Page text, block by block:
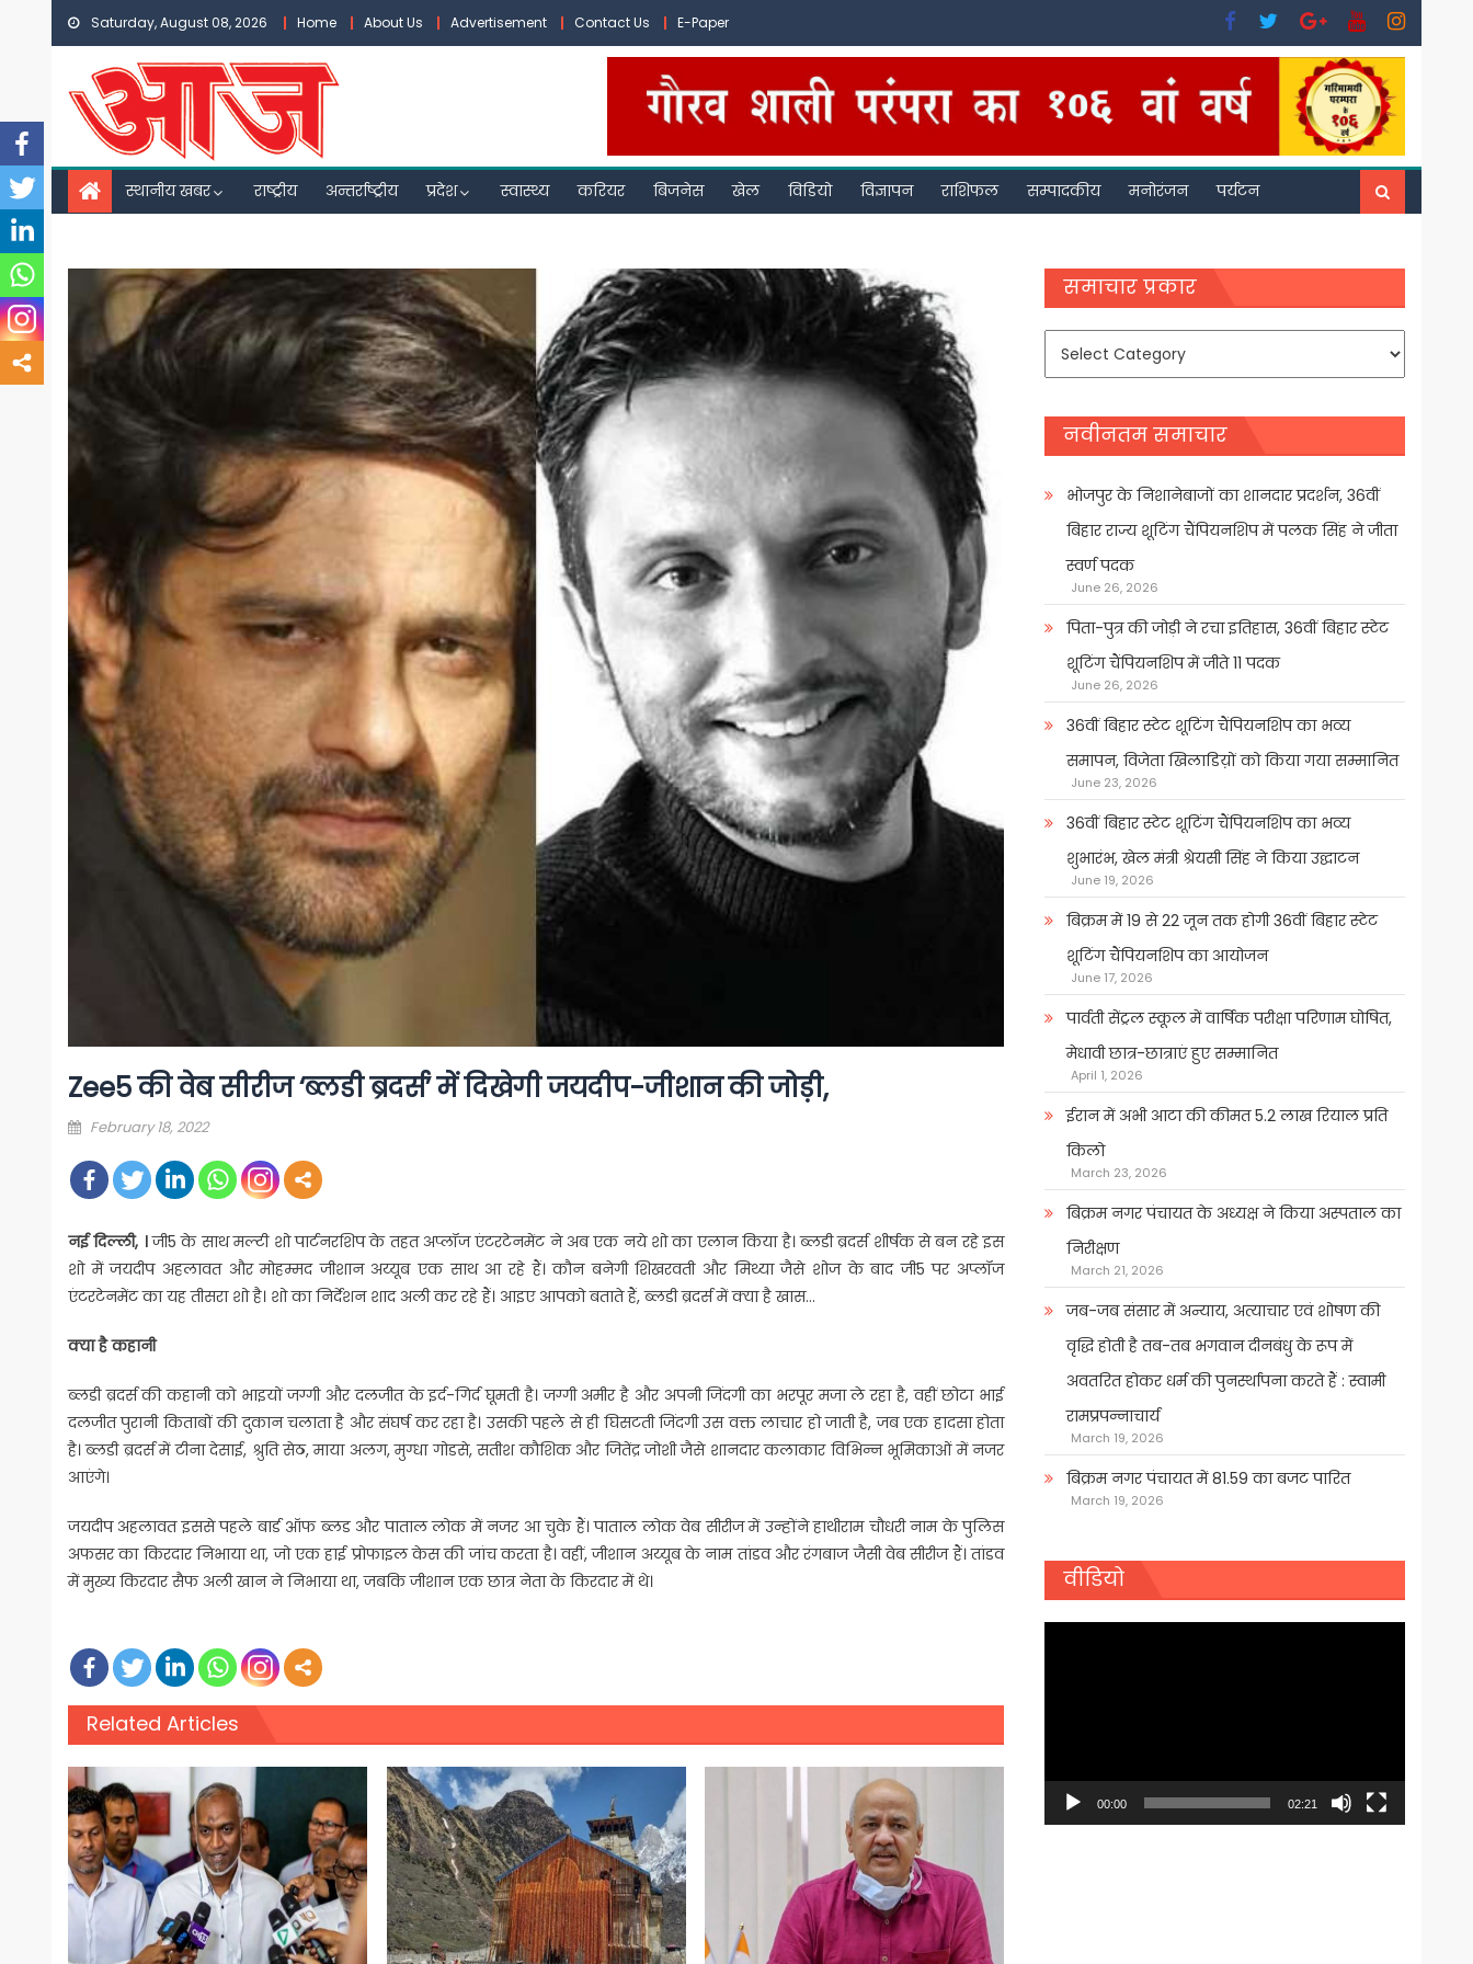
Skip
content
Saturday, August 08, 2026 Home About Us Advertisement Contact Us E-Paper
स्थानीय खबर राष्ट्रीय अन्तर्राष्ट्रीय प्रदेश स्वास्थ्य करियर बिजनेस खेल विडियो विज्ञापन राशिफल सम्पादकीय मनोरंजन पर्यटन
Zee5 की वेब सीरीज ‘ब्लडी ब्रदर्स’ में दिखेगी जयदीप-जीशान की जोड़ी,
Posted
February 18, 2022
नई दिल्ली, ।जी5 के साथ मल्टी शो पार्टनरशिप के तहत अप्लॉज एंटरटेनमेंट ने अब एक नये शो का एलान किया है। ब्लडी ब्रदर्स शीर्षक से बन रहे इस
शो में जयदीप अहलावत और मोहम्मद जीशान अय्यूब एक साथ आ रहे हैं। कौन बनेगी शिखरवती और मिथ्या जैसे शोज के बाद जी5 पर अप्लॉज
एंटरटेनमेंट का यह तीसरा शो है। शो का निर्देशन शाद अली कर रहे हैं। आइए आपको बताते हैं, ब्लडी ब्रदर्स में क्या है खास…
क्या है कहानी
ब्लडी ब्रदर्स की कहानी को भाइयों जग्गी और दलजीत के इर्द-गिर्द घूमती है। जग्गी अमीर है और अपनी जिंदगी का भरपूर मजा ले रहा है, वहीं छोटा भाई
दलजीत पुरानी किताबों की दुकान चलाता है और संघर्ष कर रहा है। उसकी पहले से ही घिसटती जिंदगी उस वक्त लाचार हो जाती है, जब एक हादसा होता
है। ब्लडी ब्रदर्स में टीना देसाई, श्रुति सेठ, माया अलग, मुग्धा गोडसे, सतीश कौशिक और जितेंद्र जोशी जैसे शानदार कलाकार विभिन्न भूमिकाओं में नजर
आएंगे।
जयदीप अहलावत इससे पहले बार्ड ऑफ ब्लड और पाताल लोक में नजर आ चुके हैं। पाताल लोक वेब सीरीज में उन्होंने हाथीराम चौधरी नाम के पुलिस
अफसर का किरदार निभाया था, जो एक हाई प्रोफाइल केस की जांच करता है। वहीं, जीशान अय्यूब के नाम तांडव और रंगबाज जैसी वेब सीरीज हैं। तांडव
में मुख्य किरदार सैफ अली खान ने निभाया था, जबकि जीशान एक छात्र नेता के किरदार में थे।
Related Articles
समाचार प्रकार
समाचार
नवीनतम समाचार
भोजपुर के निशानेबाजों का शानदार प्रदर्शन, 36वीं
बिहार राज्य शूटिंग चैंपियनशिप में पलक सिंह ने जीता
स्वर्ण पदक
June 26, 2026
पिता-पुत्र की जोड़ी ने रचा इतिहास, 36वीं बिहार स्टेट
शूटिंग चैंपियनशिप में जीते 11 पदक
June 26, 2026
36वीं बिहार स्टेट शूटिंग चैंपियनशिप का भव्य
समापन, विजेता खिलाडिय़ों को किया गया सम्मानित
June 23, 2026
36वीं बिहार स्टेट शूटिंग चैंपियनशिप का भव्य
शुभारंभ, खेल मंत्री श्रेयसी सिंह ने किया उद्घाटन
June 19, 2026
बिक्रम में 19 से 22 जून तक होगी 36वीं बिहार स्टेट
शूटिंग चैंपियनशिप का आयोजन
June 17, 2026
पार्वती सेंट्रल स्कूल में वार्षिक परीक्षा परिणाम घोषित,
मेधावी छात्र-छात्राएं हुए सम्मानित
April 1, 2026
ईरान में अभी आटा की कीमत 5.2 लाख रियाल प्रति
किलो
March 23, 2026
बिक्रम नगर पंचायत के अध्यक्ष ने किया अस्पताल का
निरीक्षण
March 21, 2026
जब-जब संसार में अन्याय, अत्याचार एवं शोषण की
वृद्धि होती है तब-तब भगवान दीनबंधु के रूप में
अवतरित होकर धर्म की पुनर्स्थापना करते हैं : स्वामी
रामप्रपन्नाचार्य
March 19, 2026
बिक्रम नगर पंचायत में 81.59 का बजट पारित
March 19, 2026
वीडियो
00:00 02:21